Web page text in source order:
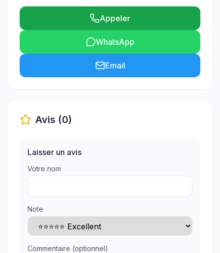
Appeler
WhatsApp
Email
Avis (0)
Laisser un avis
Votre nom
Note
Commentaire (optionnel)